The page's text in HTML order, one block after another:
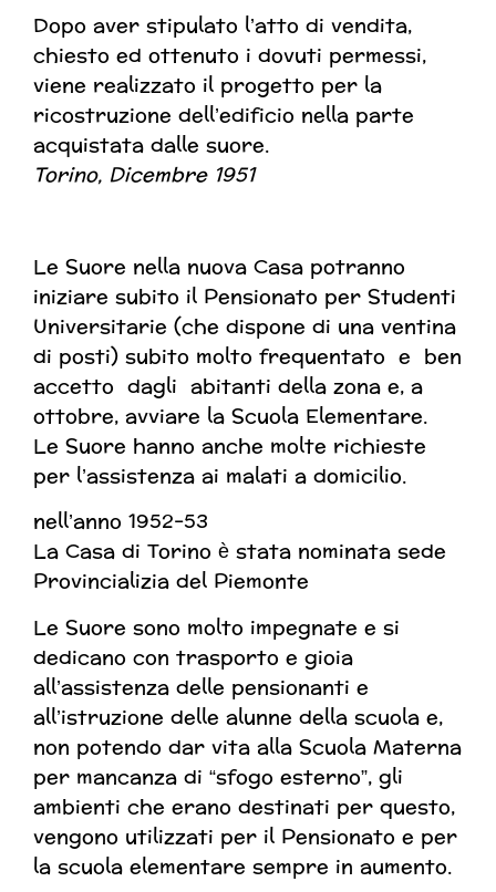
Dopo aver stipulato l’atto di vendita,
chiesto ed ottenuto i dovuti permessi,
viene realizzato il progetto per la
ricostruzione dell’edificio nella parte
acquistata dalle suore.
Torino, Dicembre 1951
Le Suore nella nuova Casa potranno
iniziare subito il Pensionato per Studenti
Universitarie (che dispone di una ventina
di posti) subito molto frequentato e ben
accetto dagli abitanti della zona e, a
ottobre, avviare la Scuola Elementare.
Le Suore hanno anche molte richieste
per l’assistenza ai malati a domicilio.
nell’anno 1952-53
La Casa di Torino è stata nominata sede
Provincializia del Piemonte
Le Suore sono molto impegnate e si
dedicano con trasporto e gioia
all’assistenza delle pensionanti e
all’istruzione delle alunne della scuola e,
non potendo dar vita alla Scuola Materna
per mancanza di “sfogo esterno”, gli
ambienti che erano destinati per questo,
vengono utilizzati per il Pensionato e per
la scuola elementare sempre in aumento.